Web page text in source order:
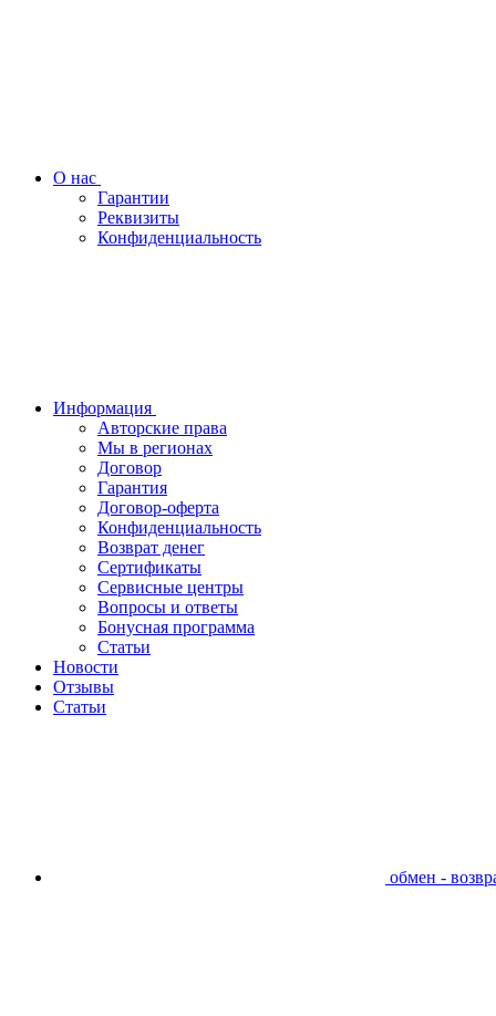
О нас
Гарантии
Реквизиты
Конфиденциальность
Информация
Авторские права
Мы в регионах
Договор
Гарантия
Договор-оферта
Конфиденциальность
Возврат денег
Сертификаты
Сервисные центры
Вопросы и ответы
Бонусная программа
Статьи
Новости
Отзывы
Статьи
обмен -